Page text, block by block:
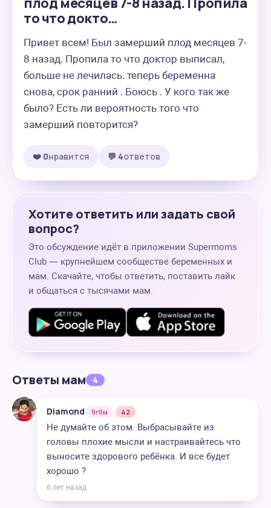
то что докто…
Привет всем! Был замерший плод месяцев 7-
8 назад. Пропила то что доктор выписал,
больше не лечилась. теперь беременна
снова, срок ранний . Боюсь . У кого так же
было? Есть ли вероятность того что
замерший повторится?
❤️ 0нравится 💬 4ответов
Хотите ответить или задать свой
вопрос?
Это обсуждение идёт в приложении Supermoms
Club — крупнейшем сообществе беременных и
мам. Скачайте, чтобы ответить, поставить лайк
и общаться с тысячами мам.
Ответы мам 4
Diamond 9г0м 42
Не думайте об этом. Выбрасывайте из
головы плохие мысли и настраивайтесь что
выносите здорового ребёнка. И все будет
хорошо ?
6 лет назад